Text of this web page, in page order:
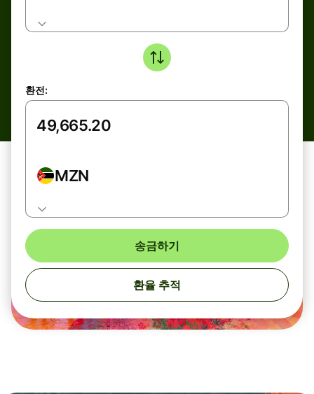
환전:
MZN
송금하기
환율 추적